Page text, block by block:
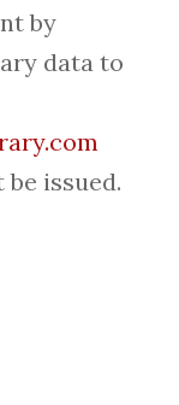
by
data to
issued.